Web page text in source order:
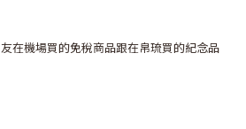
友在機場買的免稅商品跟在帛琉買的紀念品